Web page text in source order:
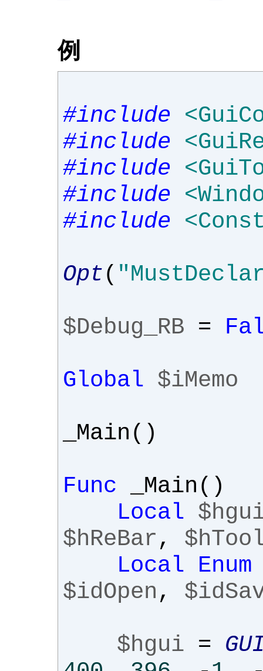
例
#include
#include
#include
#include
#include
Opt(
$Debug_RB =
Global $iMemo
_Main ()
Func _Main ()
Local
$hReBar ,
Local Enum
$idOpen ,
$hgui =